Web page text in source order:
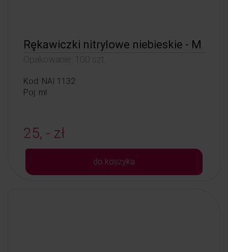
Rękawiczki nitrylowe niebieskie - M
Opakowanie: 100 szt.
Kod: NAI 1132
Poj: ml
25, - zł
do koszyka